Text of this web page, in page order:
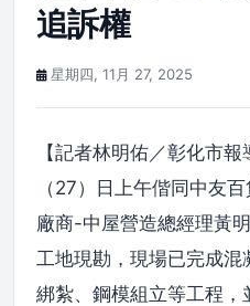
追訴權
星期四, 11月 27, 2025
【記者林明佑／彰化市
（27）日上午偕同中友
廠商-中屋營造總經理黃
工地現勘，現場已完成
綁紮、鋼模組立等工程